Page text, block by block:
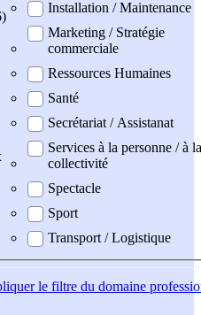
Installation / Maintenance
Marketing / Stratégie
commerciale
Ressources Humaines
Santé
Secrétariat / Assistanat
Services à la personne / à la
collectivité
Spectacle
Sport
Transport / Logistique
le filtre du domaine